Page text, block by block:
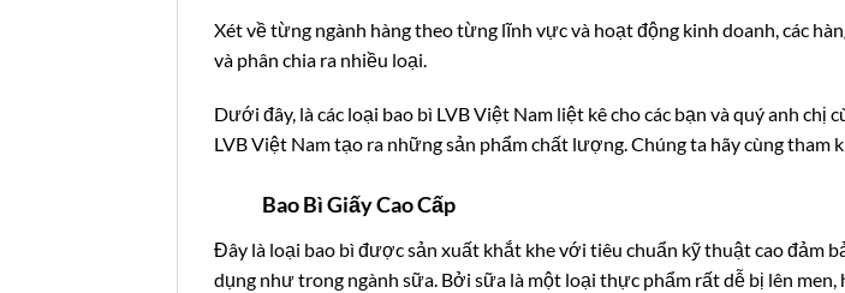
Xét về từng ngành hàng theo từng lĩnh vực và hoạt động kinh doanh, các
và phân chia ra nhiều loại.
Dưới đây, là các loại bao bì LVB Việt Nam liệt kê cho các bạn và quý anh
LVB Việt Nam tạo ra những sản phẩm chất lượng. Chúng ta hãy cùng tham
Bao Bì Giấy Cao Cấp
Đây là loại bao bì được sản xuất khắt khe với tiêu chuẩn kỹ thuật cao đảm
dụng như trong ngành sữa. Bởi sữa là một loại thực phẩm rất dễ bị lên